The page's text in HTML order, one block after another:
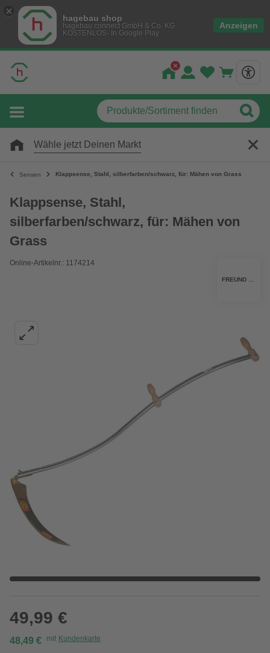
hagebau shop
hagebau connect GmbH & Co. KG
KOSTENLOS- In Google Play
Anzeigen
Wähle jetzt Deinen Markt
Sensen Klappsense, Stahl, silberfarben/schwarz, für: Mähen von Grass
Klappsense, Stahl,
silberfarben/schwarz, für: Mähen von
Grass
Online-Artikelnr.: 1174214
49,99 €
48,49 € mit Kundenkarte